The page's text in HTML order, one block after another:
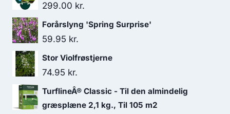
299.00 kr.
Forårslyng 'Spring Surprise'
59.95 kr.
Stor Violfrøstjerne
74.95 kr.
TurflineÂ® Classic - Til den almindelig
græsplæne 2,1 kg., Til 105 m2